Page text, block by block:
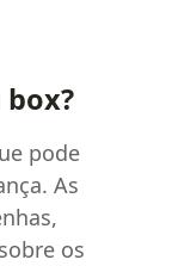
pode
As
os